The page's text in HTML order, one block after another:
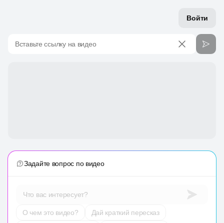
Войти
Вставьте ссылку на видео
Задайте вопрос по видео
Что вас интересует?
О чем это видео?
Дай краткий пересказ